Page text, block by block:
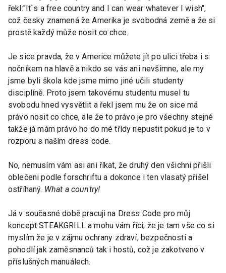
řekl:"It`s a free country and I can wear whatever I wish",
což česky znamená že Amerika je svobodná země a že si
prostě každý může nosit co chce.
Je sice pravda, že v Americe můžete jít po ulici třeba i s
nočníkem na hlavě a nikdo se vás ani nevšimne, ale my
jsme byli škola kde jsme mimo jiné učili studenty
disciplíně. Proto jsem takovému studentu musel tu
svobodu hned vysvětlit a řekl jsem mu že on sice má
právo nosit co chce, ale že to právo je pro všechny stejné
takže já mám právo ho do mé třídy nepustit pokud je to v
rozporu s naším dress code.
No, nemusím vám asi ani říkat, že druhý den všichni přišli
oblečeni podle forschriftu a dokonce i ten vlasatý přišel
ostříhaný. What a country!
Já v současné době pracuji na Dress Code pro můj
koncept STEAKGRILL a mohu vám říci, že je tam vše co si
myslím že je v zájmu ochrany zdraví, bezpečnosti a
pohodlí jak zaměsnanců tak i hostů, což je zakotveno v
příslušných manuálech.